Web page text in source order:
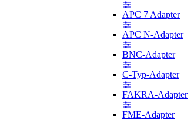
APC 7 Adapter
APC N-Adapter
BNC-Adapter
C-Typ-Adapter
FAKRA-Adapter
FME-Adapter